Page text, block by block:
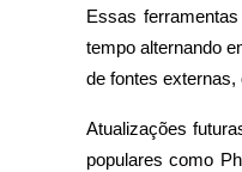
Bloqueios de BTR
Investimentos
Essas
tempo alternando
de fontes
Atualizações
populares como